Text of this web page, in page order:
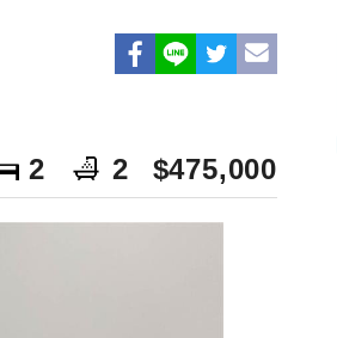
2 2 $475,000